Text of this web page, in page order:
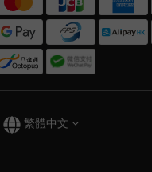
繁體中文